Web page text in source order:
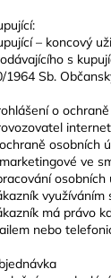
– koncový
s
1964 Sb.
o
osobních
ve
má právo
nebo
ARTPORT
CM)